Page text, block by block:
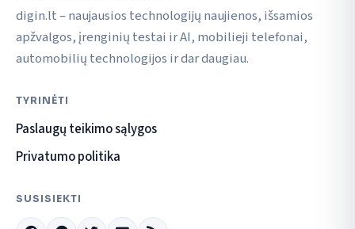
digin.lt – naujausios technologijų naujienos, išsamios
apžvalgos, įrenginių testai ir AI, mobilieji telefonai,
automobilių technologijos ir dar daugiau.
TYRINĖTI
Paslaugų teikimo sąlygos
Privatumo politika
SUSISIEKTI